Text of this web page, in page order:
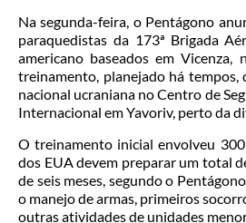
Na segunda-feira, o Pentágono
paraquedistas da 173ª Brigada
americano baseados em Vicenza,
treinamento, planejado há tempos,
nacional ucraniana no Centro de
Internacional em Yavoriv, perto da
O treinamento inicial envolveu
dos EUA devem preparar um total
de seis meses, segundo o
o manejo de armas, primeiros
outras atividades de unidades